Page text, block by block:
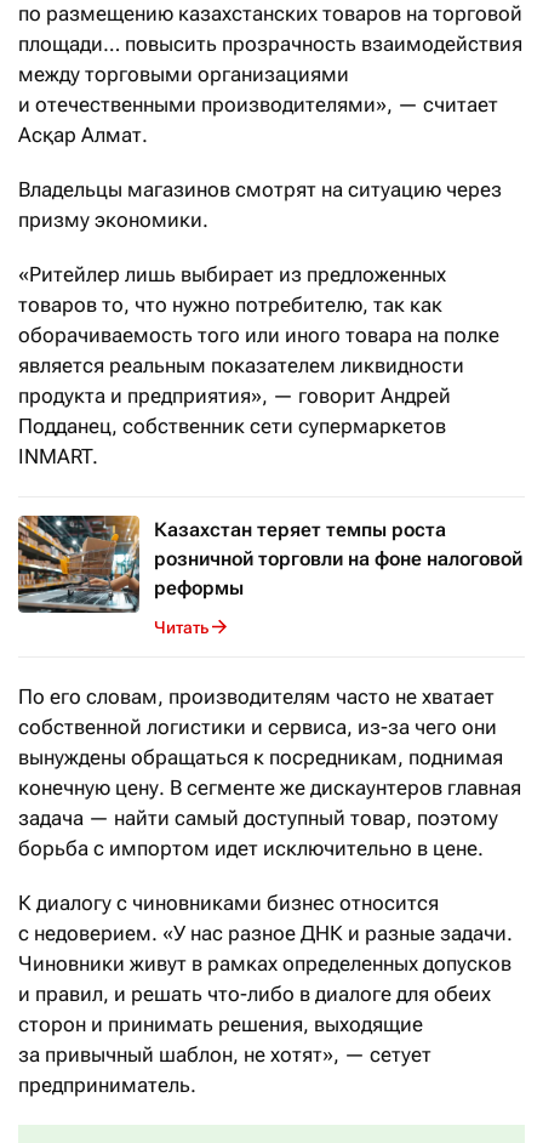
по размещению казахстанских товаров на торговой
площади… повысить прозрачность взаимодействия
между торговыми организациями
и отечественными производителями», — считает
Асқар Алмат.
Владельцы магазинов смотрят на ситуацию через
призму экономики.
«Ритейлер лишь выбирает из предложенных
товаров то, что нужно потребителю, так как
оборачиваемость того или иного товара на полке
является реальным показателем ликвидности
продукта и предприятия», — говорит Андрей
Подданец, собственник сети супермаркетов
INMART.
Казахстан теряет темпы роста
розничной торговли на фоне налоговой
реформы
Читать
По его словам, производителям часто не хватает
собственной логистики и сервиса, из-за чего они
вынуждены обращаться к посредникам, поднимая
конечную цену. В сегменте же дискаунтеров главная
задача — найти самый доступный товар, поэтому
борьба с импортом идет исключительно в цене.
К диалогу с чиновниками бизнес относится
с недоверием. «У нас разное ДНК и разные задачи.
Чиновники живут в рамках определенных допусков
и правил, и решать что-либо в диалоге для обеих
сторон и принимать решения, выходящие
за привычный шаблон, не хотят», — сетует
предприниматель.